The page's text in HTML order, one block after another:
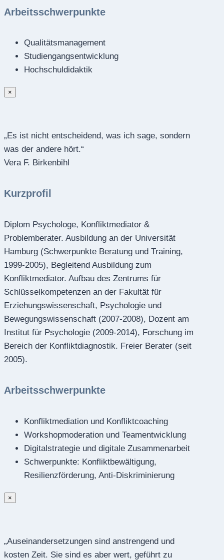
Arbeitsschwerpunkte
Qualitätsmanagement
Studiengangsentwicklung
Hochschuldidaktik
×
„Es ist nicht entscheidend, was ich sage, sondern
was der andere hört.“
Vera F. Birkenbihl
Kurzprofil
Diplom Psychologe, Konfliktmediator &
Problemberater. Ausbildung an der Universität
Hamburg (Schwerpunkte Beratung und Training,
1999-2005), Begleitend Ausbildung zum
Konfliktmediator. Aufbau des Zentrums für
Schlüsselkompetenzen an der Fakultät für
Erziehungswissenschaft, Psychologie und
Bewegungswissenschaft (2007-2008), Dozent am
Institut für Psychologie (2009-2014), Forschung im
Bereich der Konfliktdiagnostik. Freier Berater (seit
2005).
Arbeitsschwerpunkte
Konfliktmediation und Konfliktcoaching
Workshopmoderation und Teamentwicklung
Digitalstrategie und digitale Zusammenarbeit
Schwerpunkte: Konfliktbewältigung,
Resilienzförderung, Anti-Diskriminierung
×
„Auseinandersetzungen sind anstrengend und
kosten Zeit. Sie sind es aber wert, geführt zu